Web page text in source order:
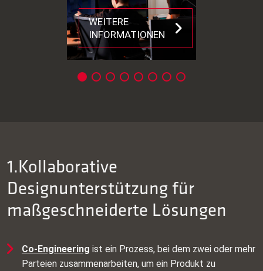
WEITERE
INFORMATIONEN
1.Kollaborative
Designunterstützung für
maßgeschneiderte Lösungen
Co‑Engineering ist ein Prozess, bei dem zwei oder mehr
Parteien zusammenarbeiten, um ein Produkt zu